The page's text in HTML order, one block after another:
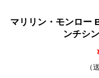
マリリン・モンロー
ンチシ
（